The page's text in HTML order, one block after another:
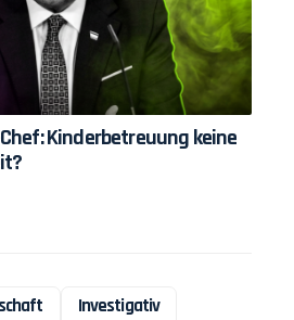
Chef: Kinderbetreuung keine
Investigativ